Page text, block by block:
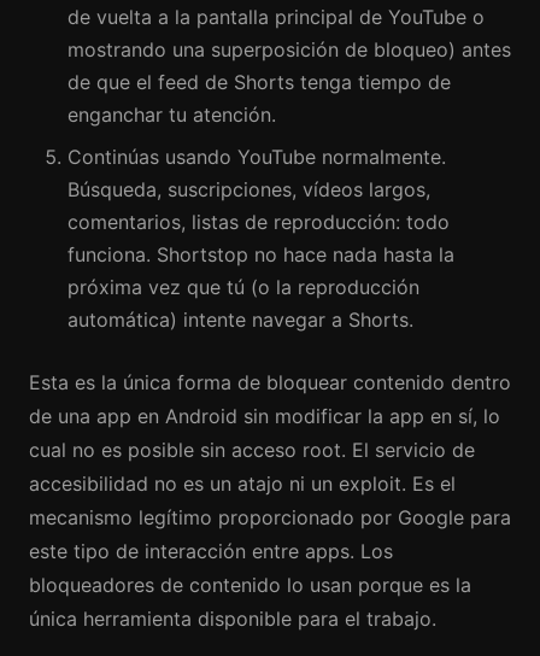
de vuelta a la pantalla principal de YouTube o
mostrando una superposición de bloqueo) antes
de que el feed de Shorts tenga tiempo de
enganchar tu atención.
Continúas usando YouTube normalmente.
Búsqueda, suscripciones, vídeos largos,
comentarios, listas de reproducción: todo
funciona. Shortstop no hace nada hasta la
próxima vez que tú (o la reproducción
automática) intente navegar a Shorts.
Esta es la única forma de bloquear contenido dentro
de una app en Android sin modificar la app en sí, lo
cual no es posible sin acceso root. El servicio de
accesibilidad no es un atajo ni un exploit. Es el
mecanismo legítimo proporcionado por Google para
este tipo de interacción entre apps. Los
bloqueadores de contenido lo usan porque es la
única herramienta disponible para el trabajo.